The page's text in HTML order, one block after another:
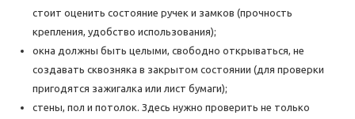
стоит оценить состояние ручек и замков (прочность
крепления, удобство использования);
окна должны быть целыми, свободно открываться, не
создавать сквозняка в закрытом состоянии (для проверки
пригодятся зажигалка или лист бумаги);
стены, пол и потолок. Здесь нужно проверить не только